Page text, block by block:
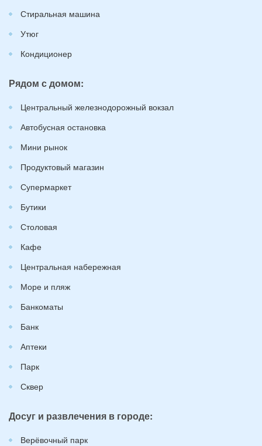
Стиральная машина
Утюг
Кондиционер
Рядом с домом:
Центральный железнодорожный вокзал
Автобусная остановка
Мини рынок
Продуктовый магазин
Супермаркет
Бутики
Столовая
Кафе
Центральная набережная
Море и пляж
Банкоматы
Банк
Аптеки
Парк
Сквер
Досуг и развлечения в городе:
Верёвочный парк